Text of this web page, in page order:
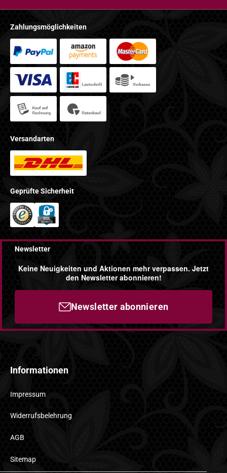
Zahlungsmöglichkeiten
Versandarten
Geprüfte Sicherheit
Newsletter
Keine Neuigkeiten und Aktionen mehr verpassen. Jetzt
den Newsletter abonnieren!
Newsletter abonnieren
Informationen
Impressum
Widerrufsbelehrung
AGB
Sitemap